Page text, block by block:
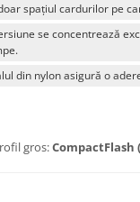
spațiul cardurilor pe
se concentrează
din nylon asigură o
gros:CompactFlash